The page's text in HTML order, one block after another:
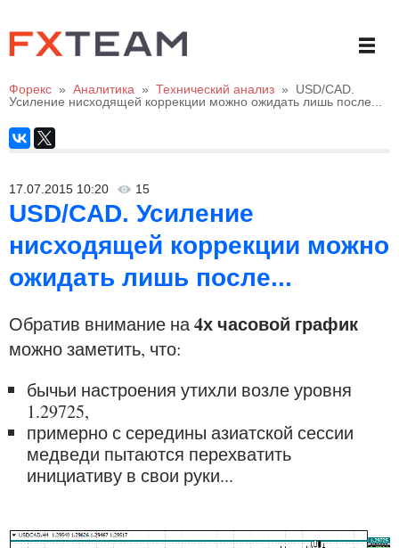
Форекс » Аналитика » Технический анализ »
USD/CAD.
Усиление нисходящей коррекции можно ожидать лишь после...
17.07.2015 10:20 15
USD/CAD. Усиление
нисходящей коррекции можно
ожидать лишь после...
Обратив внимание на4х часовой график
можно заметить, что:
бычьи настроения утихли возле уровня
1.29725,
примерно с середины азиатской сессии
медведи пытаются перехватить
инициативу в свои руки...